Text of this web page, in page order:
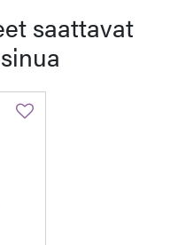
saattavat